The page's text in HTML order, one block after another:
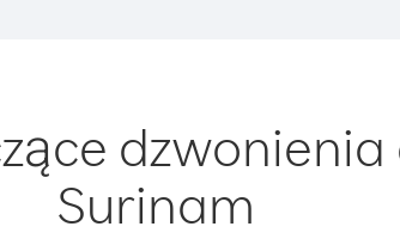
Surinam